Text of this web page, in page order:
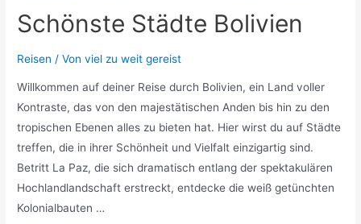
Schönste Städte Bolivien
Reisen / Vonviel zu weit gereist
Willkommen auf deiner Reise durch Bolivien, ein Land voller
Kontraste, das von den majestätischen Anden bis hin zu den
tropischen Ebenen alles zu bieten hat. Hier wirst du auf Städte
treffen, die in ihrer Schönheit und Vielfalt einzigartig sind.
Betritt La Paz, die sich dramatisch entlang der spektakulären
Hochlandlandschaft erstreckt, entdecke die weiß getünchten
Kolonialbauten …